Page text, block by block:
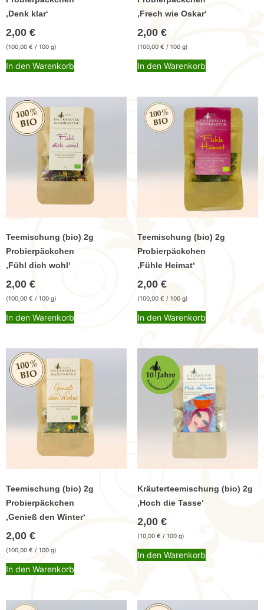
,Denk klar‘
2,00 €
(100,00 € / 100 g)
In den Warenkorb
,Frech wie Oskar‘
2,00 €
(100,00 € / 100 g)
In den Warenkorb
Teemischung (bio) 2g
Probierpäckchen
,Fühl dich wohl‘
2,00 €
(100,00 € / 100 g)
In den Warenkorb
Teemischung (bio) 2g
Probierpäckchen
,Fühle Heimat‘
2,00 €
(100,00 € / 100 g)
In den Warenkorb
Teemischung (bio) 2g
Probierpäckchen
,Genieß den Winter‘
2,00 €
(100,00 € / 100 g)
In den Warenkorb
Kräuterteemischung (bio) 2g
,Hoch die Tasse‘
2,00 €
(10,00 € / 100 g)
In den Warenkorb